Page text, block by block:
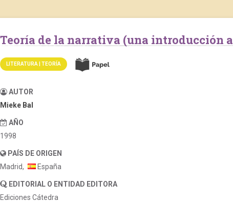
Teoría de la narrativa (una introducción
LITERATURA | TEORÍA
AUTOR
Mieke Bal
AÑO
1998
PAÍS DE ORIGEN
Madrid,
España
EDITORIAL O ENTIDAD EDITORA
Ediciones Cátedra